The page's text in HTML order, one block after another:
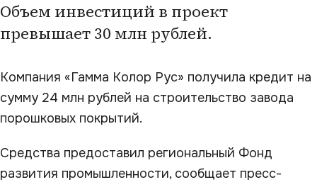
Объем инвестиций в проект
превышает 30 млн рублей.
Компания «Гамма Колор Рус» получила кредит на
сумму 24 млн рублей на строительство завода
порошковых покрытий.
Средства предоставил региональный Фонд
развития промышленности, сообщает пресс-